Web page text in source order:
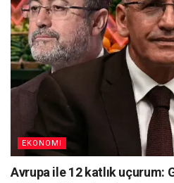
EKONOMI
Avrupa ile 12 katlık uçurum: